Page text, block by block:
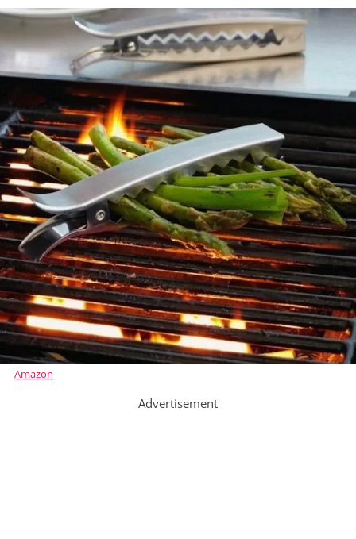
Amazon
Advertisement